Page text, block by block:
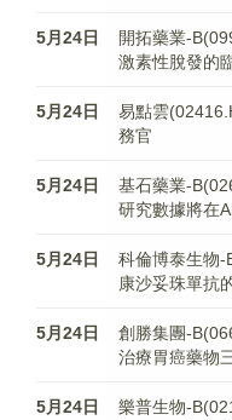
5月24日
開拓藥業-
激素性脫發的
5月24日
易點雲
務官
5月24日
基石藥業-
研究數據將在
5月24日
科倫博泰生物-
康沙妥珠單抗
5月24日
創勝集團-
治療胃癌藥物
5月24日
樂普生物-